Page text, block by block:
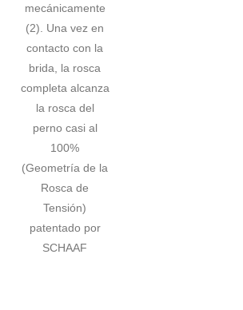
mecánicamente
(2). Una vez en
contacto con la
brida, la rosca
completa alcanza
la rosca del
perno casi al
100%
(Geometría de la
Rosca de
Tensión)
patentado por
SCHAAF